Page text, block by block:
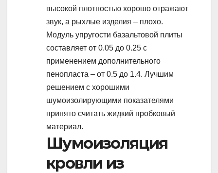
высокой плотностью хорошо отражают
звук, а рыхлые изделия – плохо.
Модуль упругости базальтовой плиты
составляет от 0.05 до 0.25 с
применением дополнительного
пенопласта – от 0.5 до 1.4. Лучшим
решением с хорошими
шумоизолирующими показателями
принято считать жидкий пробковый
материал.
Шумоизоляция
кровли из